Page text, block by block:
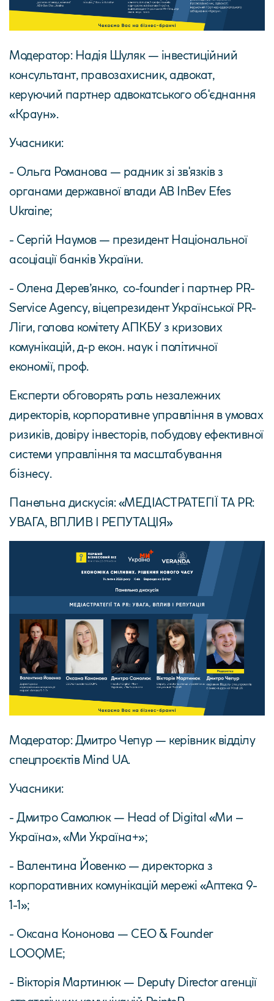
Модератор: Надія Шуляк — інвестиційний
консультант, правозахисник, адвокат,
керуючий партнер адвокатського об'єднання
«Краун».
Учасники:
- Ольга Романова — радник зі зв'язків з
органами державної влади AB InBev Efes
Ukraine;
- Сергій Наумов — президент Національної
асоціації банків України.
- Олена Дерев’янко, co-founder і партнер PR-
Service Agency, віцепрезидент Української PR-
Ліги, голова комітету АПКБУ з кризових
комунікацій, д-р екон. наук і політичної
економії, проф.
Експерти обговорять роль незалежних
директорів, корпоративне управління в умовах
ризиків, довіру інвесторів, побудову ефективної
системи управління та масштабування
бізнесу.
Панельна дискусія: «МЕДІАСТРАТЕГІЇ ТА PR:
УВАГА, ВПЛИВ І РЕПУТАЦІЯ»
Модератор: Дмитро Чепур — керівник відділу
спецпроєктів Mind UA.
Учасники:
- Дмитро Самолюк — Head of Digital «Ми –
Україна», «Ми Україна+»;
- Валентина Йовенко — директорка з
корпоративних комунікацій мережі «Аптека 9-
1-1»;
- Оксана Кононова — CEO & Founder
LOOQME;
- Вікторія Мартинюк — Deputy Director агенції